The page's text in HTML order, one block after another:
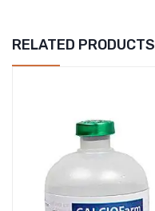
RELATED PRODUCTS